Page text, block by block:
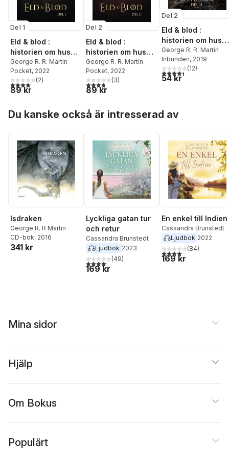
Del 1
Eld & blod :
historien om huset
Targaryen. Del I
George R. R. Martin
Pocket, 2022
4,0utav 5 stjärnor. Totalt antal röster:
(2)
89 kr
Del 2
Eld & blod :
historien om huset
Targaryen. Del II
George R. R. Martin
Pocket, 2022
3,7utav 5 stjärnor. Totalt antal röster:
(3)
89 kr
Del 2
Eld & blod :
historien om huset
Targaryen. Del II
George R. R. Martin
Inbunden, 2019
4,4utav 5 stjärnor.
(12)
54 kr
Du kanske också är intresserad av
Isdraken
George R. R Martin
CD-bok, 2016
341 kr
Lyckliga gatan tur
och retur
Cassandra Brunstedt
Ljudbok 2023
4,1utav 5 stjärnor. Totalt antal röster:
(49)
169 kr
En enkel till Indien
Cassandra Brunstedt
Ljudbok 2022
4,0utav 5 stjärnor.
(84)
169 kr
Mina sidor
Hjälp
Om Bokus
Populärt